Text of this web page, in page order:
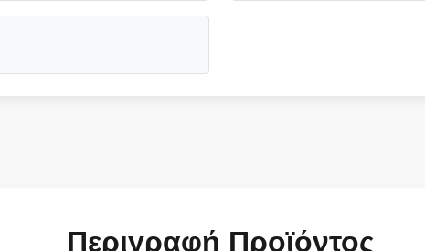
Περιγραφή Προϊόντος